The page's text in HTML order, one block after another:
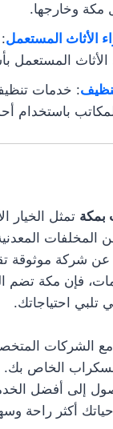
مكة وخارجها.
الأثاث المستعمل
الأثاث المستعمل
: خدمات
باستخدام
بمكة تمثل الخيار
المخلفات
عن شركة موثوقة
فإن مكة تضم
تلبي احتياجاتك.
مع الشركات
الخاص بك.
إلى أفضل
أكثر راحة